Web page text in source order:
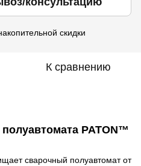
скидки
К сравнению
PATON™
сварочный полуавтомат от